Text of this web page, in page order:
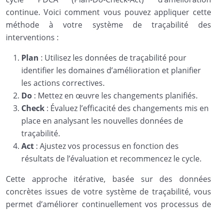
continue. Voici comment vous pouvez appliquer cette
méthode à votre système de traçabilité des
interventions :
Plan : Utilisez les données de traçabilité pour
identifier les domaines d’amélioration et planifier
les actions correctives.
Do : Mettez en œuvre les changements planifiés.
Check : Évaluez l’efficacité des changements mis en
place en analysant les nouvelles données de
traçabilité.
Act : Ajustez vos processus en fonction des
résultats de l’évaluation et recommencez le cycle.
Cette approche itérative, basée sur des données
concrètes issues de votre système de traçabilité, vous
permet d’améliorer continuellement vos processus de